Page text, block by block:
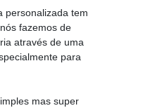
personalizada tem
fazemos de
através de uma
para
mas super